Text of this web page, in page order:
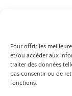
Pour offrir les
et/ou accéder aux
traiter des données
pas consentir ou de
fonctions.